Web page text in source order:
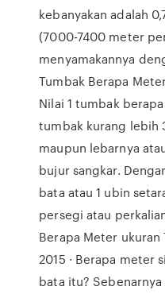
kebanyakan adalah
(7000-7400 meter
menyamakannya
Tumbak Berapa
Nilai 1 tumbak
tumbak kurang lebih
maupun lebarnya
bujur sangkar.
bata atau 1 ubin
persegi atau
Berapa Meter ukuran
2015 · Berapa meter
bata itu?